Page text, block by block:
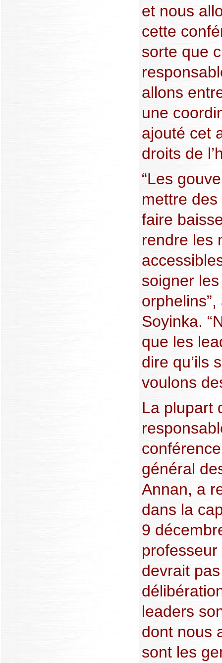
et nous
cette
sorte que
allons
une
ajouté cet
droits de
“Les
mettre
faire
rendre les
soigner
Soyinka.
que les
dire qu’ils
voulons
La plupart
général
Annan, a
dans la
9
devrait
leaders
dont nous
sont les